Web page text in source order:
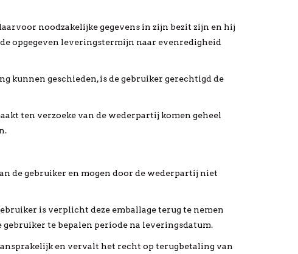
noodzakelijke gegevens in zijn bezit zijn en hij
opgegeven leveringstermijn naar evenredigheid
kunnen geschieden, is de gebruiker gerechtigd de
ten verzoeke van de wederpartij komen geheel
de gebruiker en mogen door de wederpartij niet
is verplicht deze emballage terug te nemen
te bepalen periode na leveringsdatum.
en vervalt het recht op terugbetaling van